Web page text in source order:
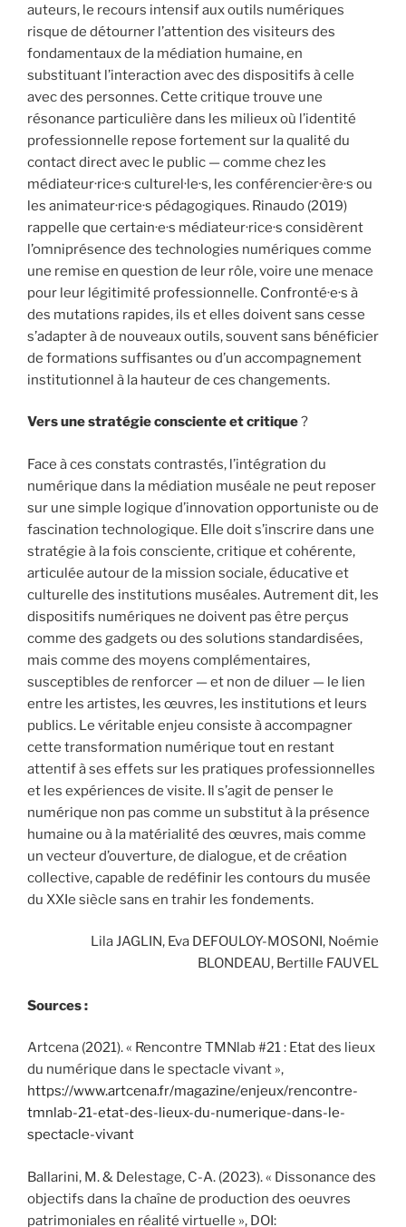
auteurs, le recours intensif aux outils numériques
risque de détourner l’attention des visiteurs des
fondamentaux de la médiation humaine, en
substituant l’interaction avec des dispositifs à celle
avec des personnes. Cette critique trouve une
résonance particulière dans les milieux où l’identité
professionnelle repose fortement sur la qualité du
contact direct avec le public — comme chez les
médiateur·rice·s culturel·le·s, les conférencier·ère·s ou
les animateur·rice·s pédagogiques. Rinaudo (2019)
rappelle que certain·e·s médiateur·rice·s considèrent
l’omniprésence des technologies numériques comme
une remise en question de leur rôle, voire une menace
pour leur légitimité professionnelle. Confronté·e·s à
des mutations rapides, ils et elles doivent sans cesse
s’adapter à de nouveaux outils, souvent sans bénéficier
de formations suffisantes ou d’un accompagnement
institutionnel à la hauteur de ces changements.
Vers une stratégie consciente et critique?
Face à ces constats contrastés, l’intégration du
numérique dans la médiation muséale ne peut reposer
sur une simple logique d’innovation opportuniste ou de
fascination technologique. Elle doit s’inscrire dans une
stratégie à la fois consciente, critique et cohérente,
articulée autour de la mission sociale, éducative et
culturelle des institutions muséales. Autrement dit, les
dispositifs numériques ne doivent pas être perçus
comme des gadgets ou des solutions standardisées,
mais comme des moyens complémentaires,
susceptibles de renforcer — et non de diluer — le lien
entre les artistes, les œuvres, les institutions et leurs
publics. Le véritable enjeu consiste à accompagner
cette transformation numérique tout en restant
attentif à ses effets sur les pratiques professionnelles
et les expériences de visite. Il s’agit de penser le
numérique non pas comme un substitut à la présence
humaine ou à la matérialité des œuvres, mais comme
un vecteur d’ouverture, de dialogue, et de création
collective, capable de redéfinir les contours du musée
du XXIe siècle sans en trahir les fondements.
Lila JAGLIN, Eva DEFOULOY-MOSONI, Noémie
BLONDEAU, Bertille FAUVEL
Sources :
Artcena (2021). « Rencontre TMNlab #21 : Etat des lieux
du numérique dans le spectacle vivant »,
https://www.artcena.fr/magazine/enjeux/rencontre-
tmnlab-21-etat-des-lieux-du-numerique-dans-le-
spectacle-vivant
Ballarini, M. & Delestage, C-A. (2023). « Dissonance des
objectifs dans la chaîne de production des oeuvres
patrimoniales en réalité virtuelle », DOI: